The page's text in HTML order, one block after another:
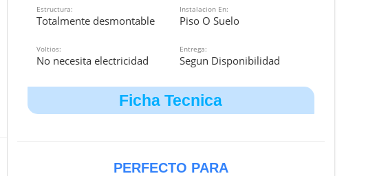
Estructura:
Totalmente desmontable
Instalacion En:
Piso O Suelo
Voltios:
No necesita electricidad
Entrega:
Segun Disponibilidad
Ficha Tecnica
PERFECTO PARA